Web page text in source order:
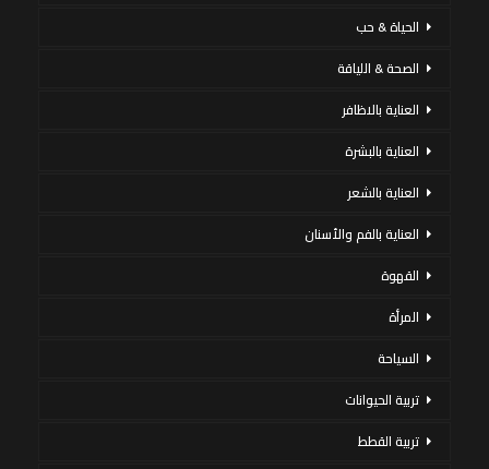
الحياة & حب
الصحة & اللياقة
العناية بالاظافر
العناية بالبشرة
العناية بالشعر
العناية بالفم والأسنان
القهوة
المرأة
السياحة
تربية الحيوانات
تربية القطط